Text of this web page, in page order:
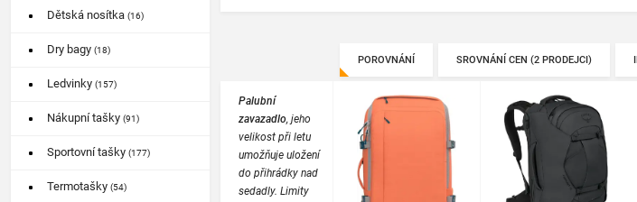
Dětská nosítka (16)
Dry bagy (18)
Ledvinky (157)
Nákupní tašky (91)
Sportovní tašky (177)
Termotašky (54)
POROVNÁNÍ SROVNÁNÍ CEN (2 PRODEJCI)
Palubní
zavazadlo, jeho
velikost při letu
umožňuje uložení
do přihrádky nad
sedadly. Limity